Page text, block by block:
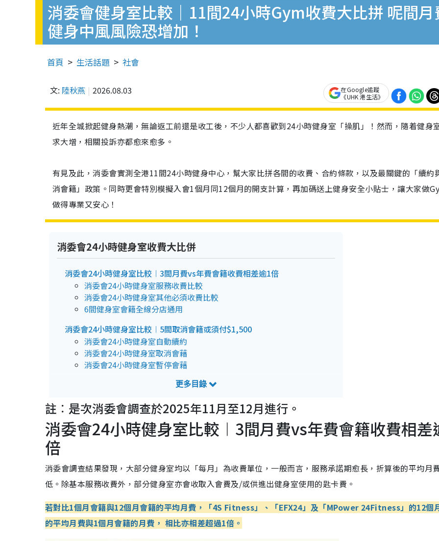
消委會健身室比較｜11間24小時Gym收費大比拼 呢間
健身中風風險恐增加！
首頁 生活話題 社會
文: 陸秋燕 2026.08.03
在Google追蹤
《UHK 港生活》
近年全城掀起健身熱潮，無論返工前還是收工後，不少人都喜歡到24小時健身室「操肌」！然而，隨着健身
求大增，相關投訴亦都愈來愈多。
有見及此，消委會實測全港11間24小時健身中心，幫大家比拼各間的收費、合約條款，以及最關鍵的「續約
消會籍」政策。同時更會特別模擬入會1個月同12個月的開支計算，再加碼送上健身安全小貼士，讓大家做
做得專業又安心！
消委會24小時健身室收費大比併
消委會24小時健身室比較︱3間月費vs年費會籍收費相差逾1倍
消委會24小時健身室服務收費比較
消委會24小時健身室其他必須收費比較
6間健身室會籍全線分店通用
消委會24小時健身室比較︱5間取消會籍或須付$1,500
消委會24小時健身室自動續約
消委會24小時健身室取消會藉
消委會24小時健身室暫停會藉
健身貼士︱2. 24小時健身室唔係人人啱？
註︰是次消委會調查於2025年11月至12月進行。
消委會24小時健身室比較︱3間月費vs年費會籍收費相差
倍
消委會調查結果發現，大部分健身室均以「每月」為收費單位，一般而言，服務承諾期愈長，折算後的平均月
低。除基本服務收費外，部分健身室亦會收取入會費及/或供進出健身室使用的匙卡費。
若對比1個月會籍與12個月會籍的平均月費，「4S Fitness」、「EFX24」及「MPower 24Fitness」的12個
的平均月費與1個月會籍的月費， 相比亦相差超過1倍。